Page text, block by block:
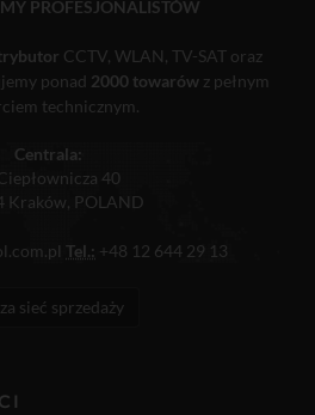
PROFESJONALISTÓW
CCTV, WLAN, TV-SAT oraz
ponad 2000 towarówz pełnym
technicznym.
Centrala:
40
Kraków, POLAND
Tel.: +48 12 644 29 13
sieć sprzedaży